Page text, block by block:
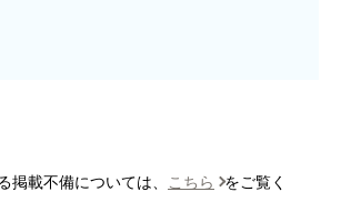
掲載不備については、 こちら
をご覧く